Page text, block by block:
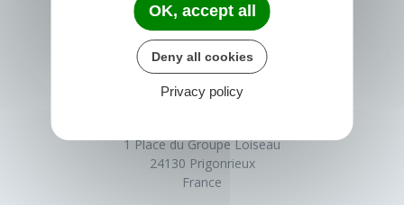
1 Place du Groupe Loiseau
24130 Prigonrieux
France
OK, accept all
Deny all cookies
Privacy policy